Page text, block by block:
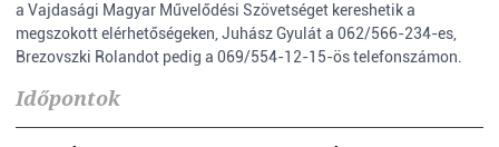
a Vajdasági Magyar Művelődési Szövetséget kereshetik a
megszokott elérhetőségeken, Juhász Gyulát a 062/566-234-es,
Brezovszki Rolandot pedig a 069/554-12-15-ös telefonszámon.
Időpontok